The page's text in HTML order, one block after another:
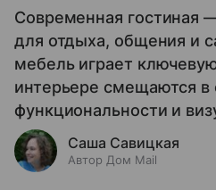
Современная гостиная
для отдыха, общения и
мебель играет
интерьере смещаются в
функциональности и
Саша Савицкая
Автор Дом Mail